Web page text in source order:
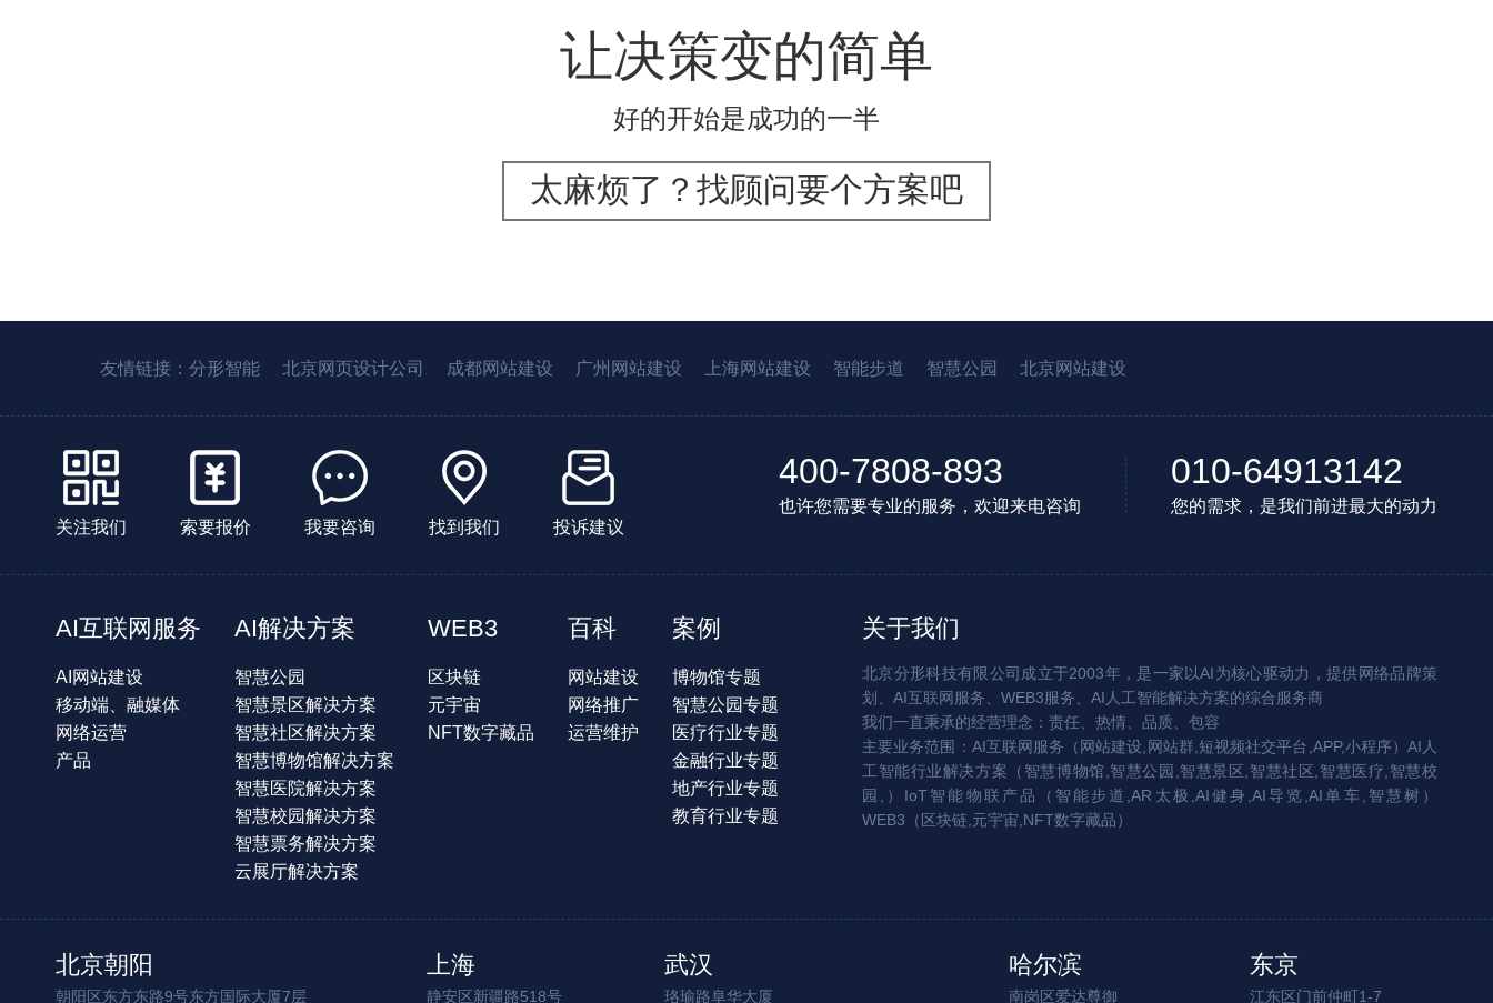
让决策变的简单
好的开始是成功的一半
太麻烦了？找顾问要个方案吧
友情链接： 分形智能 北京网页设计公司 成都网站建设 广州网站建设 上海网站建设 智能步道 智慧公园 北京网站建设
关注我们 索要报价 我要咨询 找到我们 投诉建议
400-7808-893
也许您需要专业的服务，欢迎来电咨询
010-64913142
您的需求，是我们前进最大的动力
AI互联网服务
AI网站建设
移动端、融媒体
网络运营
产品
AI解决方案
智慧公园
智慧景区解决方案
智慧社区解决方案
智慧博物馆解决方案
智慧医院解决方案
智慧校园解决方案
智慧票务解决方案
云展厅解决方案
WEB3
区块链
元宇宙
NFT数字藏品
百科
网站建设
网络推广
运营维护
案例
博物馆专题
智慧公园专题
医疗行业专题
金融行业专题
地产行业专题
教育行业专题
关于我们
北京分形科技有限公司成立于2003年，是一家以AI为核心驱动力，提供网络品牌策
划、AI互联网服务、WEB3服务、AI人工智能解决方案的综合服务商
我们一直秉承的经营理念：责任、热情、品质、包容
主要业务范围：AI互联网服务（网站建设,网站群,短视频社交平台,APP,小程序）AI人
工智能行业解决方案（智慧博物馆,智慧公园,智慧景区,智慧社区,智慧医疗,智慧校
园,）IoT智能物联产品（智能步道,AR太极,AI健身,AI导览,AI单车,智慧树）
WEB3（区块链,元宇宙,NFT数字藏品）
北京朝阳
朝阳区东方东路9号东方国际大厦7层
上海
静安区新疆路518号
武汉
珞瑜路阜华大厦
哈尔滨
南岗区爱达尊御
东京
江东区门前仲町1-7